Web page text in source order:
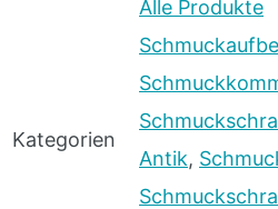
Kategorien
Alle Produkte
Antik,